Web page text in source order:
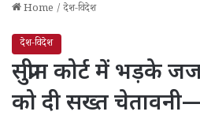
Home / देश-विदेश
देश-विदेश
सुप्रीम कोर्ट में भड़के
को दी सख्त